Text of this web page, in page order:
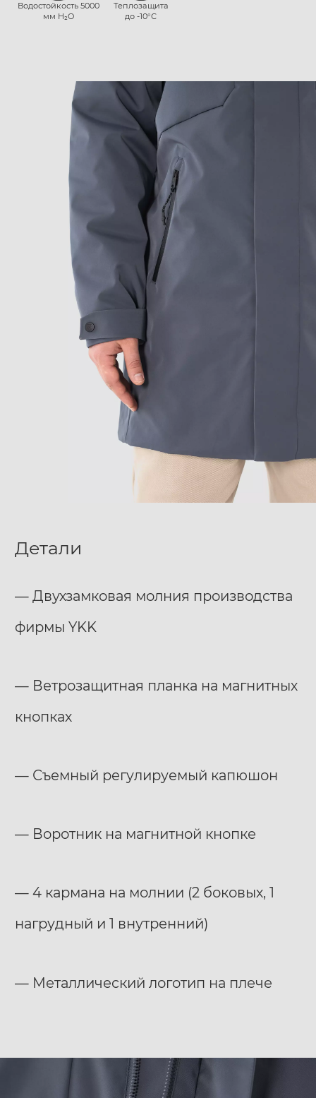
Водостойкость 5000
мм H₂O
Теплозащита
до -10°С
Детали
— Двухзамковая молния производства
фирмы YKK
— Ветрозащитная планка на магнитных
кнопках
— Съемный регулируемый капюшон
— Воротник на магнитной кнопке
— 4 кармана на молнии (2 боковых, 1
нагрудный и 1 внутренний)
— Металлический логотип на плече